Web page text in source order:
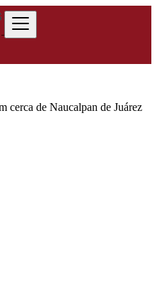
cerca de Naucalpan de Juárez